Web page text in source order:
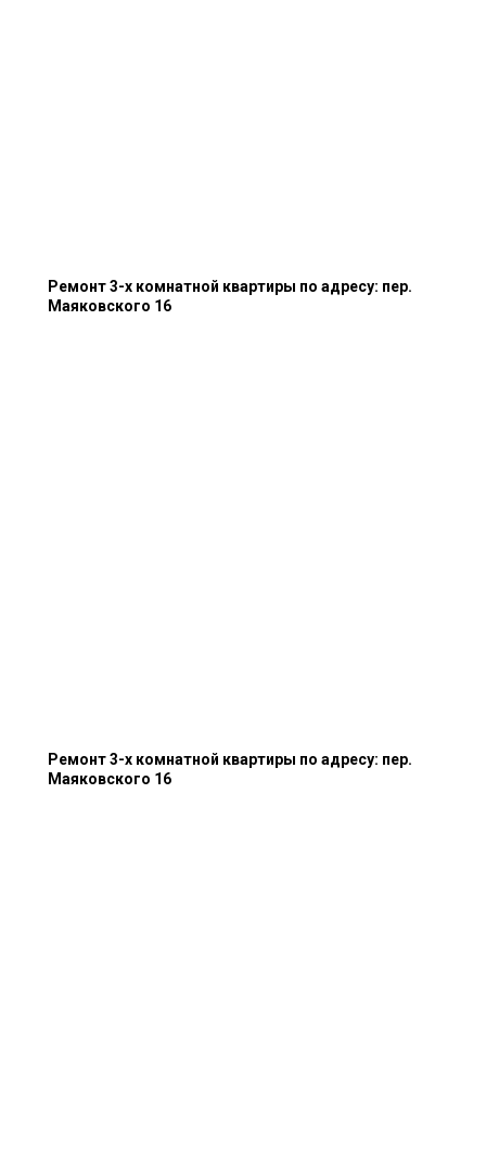
Ремонт 3-х комнатной квартиры по адресу: пер.
Маяковского 16
Ремонт 3-х комнатной квартиры по адресу: пер.
Маяковского 16